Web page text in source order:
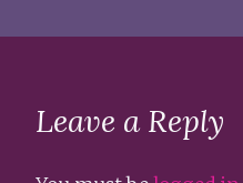
Leave a Reply